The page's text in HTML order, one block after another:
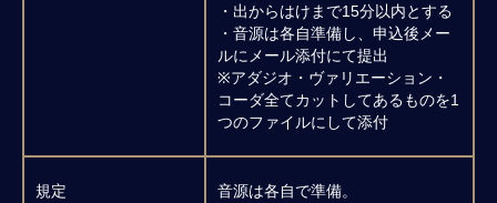
・出からはけまで15分以内とする
・音源は各自準備し、申込後メー
ルにメール添付にて提出
※アダジオ・ヴァリエーション・
コーダ全てカットしてあるものを1
つのファイルにして添付
規定
音源は各自で準備。